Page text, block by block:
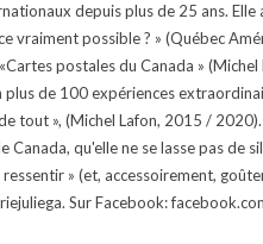
depuis plus de 25 ans. Elle
vraiment possible ? » (Québec
postales du Canada »
de 100 expériences
tout », (Michel Lafon, 2015 /
Canada, qu'elle ne se lasse pas de
ressentir » (et, accessoirement,
Sur Facebook: